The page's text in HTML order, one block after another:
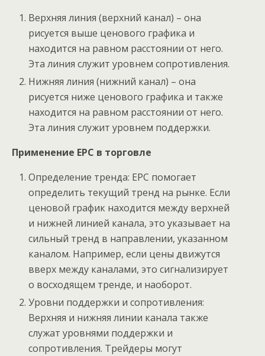
Верхняя линия (верхний канал) – она
рисуется выше ценового графика и
находится на равном расстоянии от него.
Эта линия служит уровнем сопротивления.
Нижняя линия (нижний канал) – она
рисуется ниже ценового графика и также
находится на равном расстоянии от него.
Эта линия служит уровнем поддержки.
Применение EPC в торговле
Определение тренда: EPC помогает
определить текущий тренд на рынке. Если
ценовой график находится между верхней
и нижней линией канала, это указывает на
сильный тренд в направлении, указанном
каналом. Например, если цены движутся
вверх между каналами, это сигнализирует
о восходящем тренде, и наоборот.
Уровни поддержки и сопротивления:
Верхняя и нижняя линии канала также
служат уровнями поддержки и
сопротивления. Трейдеры могут